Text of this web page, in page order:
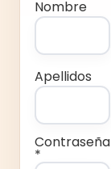
Nombre
Apellidos
Contraseña
*